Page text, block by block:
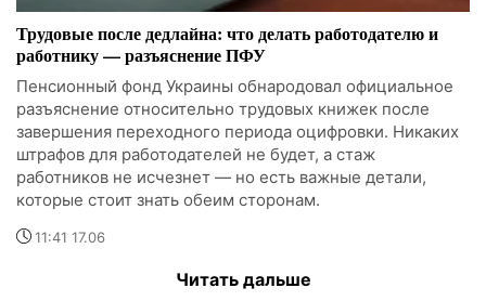
Трудовые после дедлайна: что делать работодателю и
работнику — разъяснение ПФУ
Пенсионный фонд Украины обнародовал официальное
разъяснение относительно трудовых книжек после
завершения переходного периода оцифровки. Никаких
штрафов для работодателей не будет, а стаж
работников не исчезнет — но есть важные детали,
которые стоит знать обеим сторонам.
11:41 17.06
Читать дальше